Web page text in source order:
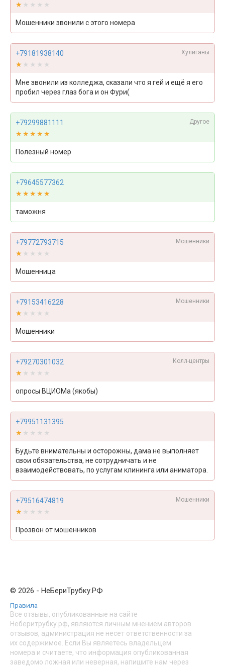
★★★★★
★★★★★
Мошенники звонили с этого номера
+79181938140 Хулиганы
★★★★★
★★★★★
Мне звонили из колледжа, сказали что я гей и ещё я его
пробил через глаз бога и он Фури(
+79299881111 Другое
★★★★★
★★★★★
Полезный номер
+79645577362
★★★★★
★★★★★
таможня
+79772793715 Мошенники
★★★★★
★★★★★
Мошенница
+79153416228 Мошенники
★★★★★
★★★★★
Мошенники
+79270301032 Колл-центры
★★★★★
★★★★★
опросы ВЦИОМа (якобы)
+79951131395
★★★★★
★★★★★
Будьте внимательны и осторожны, дама не выполняет
свои обязательства, не сотрудничать и не
взаимодействовать, по услугам клининга или аниматора.
+79516474819 Мошенники
★★★★★
★★★★★
Прозвон от мошенников
© 2026 - НеБериТрубку.РФ
Правила
Все отзывы, опубликованные на сайте
Неберитрубку.рф, являются личным мнением авторов
отзывов, администрация не несет ответственности за
их содержимое. Если Вы являетесь владельцем
номера и считаете, что информация опубликованная
заведомо ложная или неверная, напишите нам через